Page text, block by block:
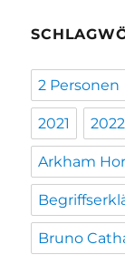
2 Personen
2021 2022
Arkham
Bruno